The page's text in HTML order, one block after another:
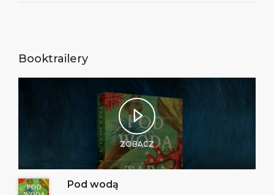
Booktrailery
ZOBACZ
Pod wodą